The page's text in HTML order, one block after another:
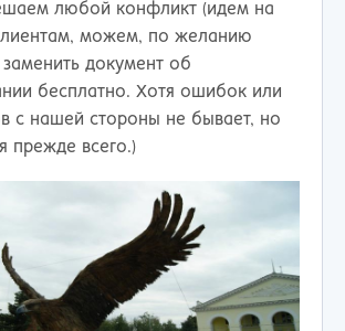
любой конфликт (идем на
можем, по желанию
документ об
бесплатно. Хотя ошибок или
с нашей стороны не бывает, но
прежде всего.)